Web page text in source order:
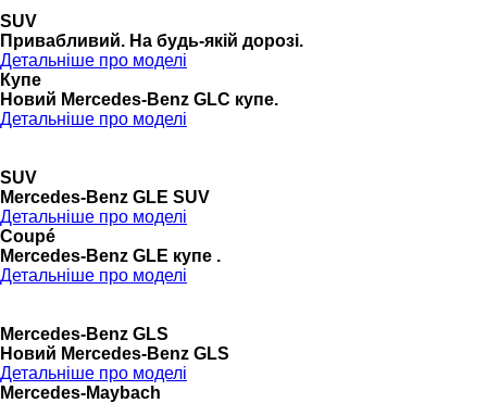
SUV
Привабливий. На будь-якій дорозі.
Детальніше про моделі
Купе
Новий Mercedes-Benz GLС купе.
Детальніше про моделі
SUV
Mercedes-Benz GLE SUV
Детальніше про моделі
Coupé
Mercedes-Benz GLE купе .
Детальніше про моделі
Mercedes-Benz GLS
Новий Mercedes-Benz GLS
Детальніше про моделі
Mercedes-Maybach